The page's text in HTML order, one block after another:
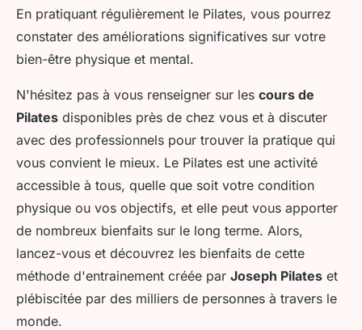
En pratiquant régulièrement le Pilates, vous pourrez
constater des améliorations significatives sur votre
bien-être physique et mental.
N'hésitez pas à vous renseigner sur les cours de
Pilates disponibles près de chez vous et à discuter
avec des professionnels pour trouver la pratique qui
vous convient le mieux. Le Pilates est une activité
accessible à tous, quelle que soit votre condition
physique ou vos objectifs, et elle peut vous apporter
de nombreux bienfaits sur le long terme. Alors,
lancez-vous et découvrez les bienfaits de cette
méthode d'entrainement créée par Joseph Pilates et
plébiscitée par des milliers de personnes à travers le
monde.